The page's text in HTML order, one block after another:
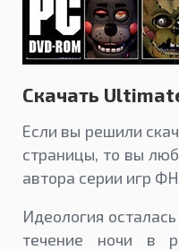
Скачать
Если вы решили
страницы, то вы
автора серии игр
Идеология
течение ночи в